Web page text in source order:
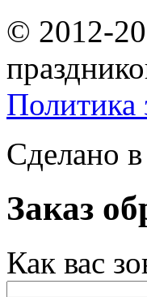
© 2012-
Политика
Сделано в
Заказ
Как вас